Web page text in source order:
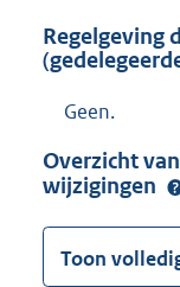
Regelgeving
Geen.
Overzicht
wijzigingen
Toon